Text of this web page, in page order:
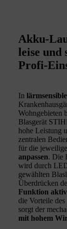
Akku-
leise und
Profi-
In
Wohngebieten
Blasgerät
hohe Leistung
zentralen
für die
anpassen. Die
wird durch
gewählten
Überdrücken
Funktion
die Vorteile
sorgt der
mit hohem